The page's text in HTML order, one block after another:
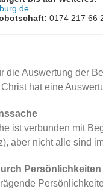
0174 217 66
die Auswertung der
hat eine
ist verbunden mit
aber nicht alle sind